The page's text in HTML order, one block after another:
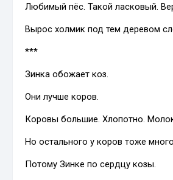
Любимый пёс. Такой ласковый.
Вырос холмик под тем деревом
***
Зинка обожает коз.
Они лучше коров.
Коровы большие. Хлопотно.
Но остального у коров тоже
Потому Зинке по сердцу козы.